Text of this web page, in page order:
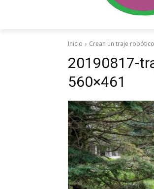
Inicio Crean un traje
20190817-
560×461